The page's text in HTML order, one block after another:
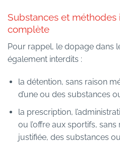
Substances et
complète
Pour rappel, le dopage dans
également interdits :
la détention, sans raison
d’une ou des substances
la prescription,
ou l’offre aux sportifs,
justifiée, des substances